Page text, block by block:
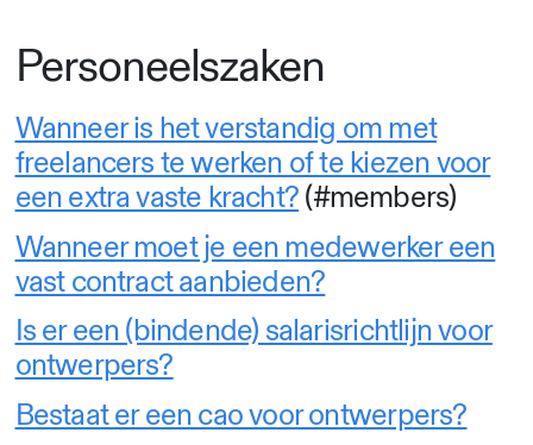
Personeelszaken
Wanneer is het verstandig om met
freelancers te werken of te kiezen voor
een extra vaste kracht?(#members)
Wanneer moet je een medewerker een
vast contract aanbieden?
Is er een (bindende) salarisrichtlijn voor
ontwerpers?
Bestaat er een cao voor ontwerpers?